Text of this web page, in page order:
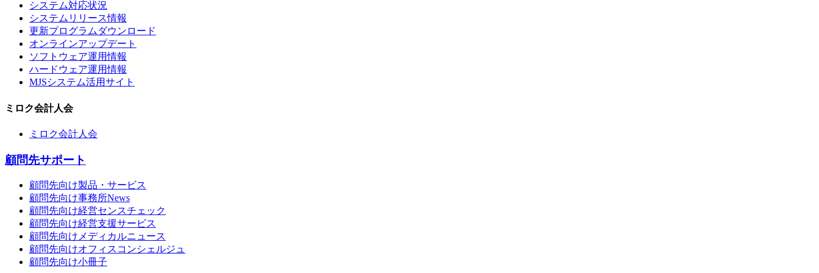
システム対応状況
システムリリース情報
更新プログラムダウンロード
オンラインアップデート
ソフトウェア運用情報
ハードウェア運用情報
MJSシステム活用サイト
ミロク会計人会
ミロク会計人会
顧問先サポート
顧問先向け製品・サービス
顧問先向け事務所News
顧問先向け経営センスチェック
顧問先向け経営支援サービス
顧問先向けメディカルニュース
顧問先向けオフィスコンシェルジュ
顧問先向け小冊子